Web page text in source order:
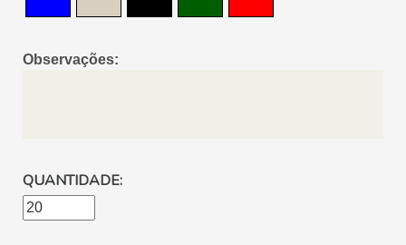
Observações:
QUANTIDADE: